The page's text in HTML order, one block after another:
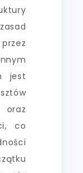
jest
oraz
co